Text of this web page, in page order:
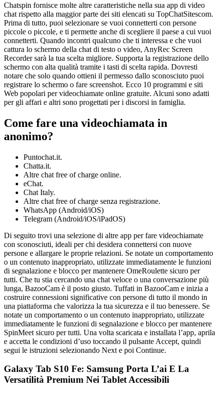
Chatspin fornisce molte altre caratteristiche nella sua app di video
chat rispetto alla maggior parte dei siti elencati su TopChatSitescom.
Prima di tutto, puoi selezionare se vuoi connetterti con persone
piccole o piccole, e ti permette anche di scegliere il paese a cui vuoi
connetterti. Quando incontri qualcuno che ti interessa e che vuoi
cattura lo schermo della chat di testo o video, AnyRec Screen
Recorder sarà la tua scelta migliore. Supporta la registrazione dello
schermo con alta qualità tramite i tasti di scelta rapida. Dovresti
notare che solo quando ottieni il permesso dallo sconosciuto puoi
registrare lo schermo o fare screenshot. Ecco 10 programmi e siti
Web popolari per videochiamate online gratuite. Alcuni sono adatti
per gli affari e altri sono progettati per i discorsi in famiglia.
Come fare una videochiamata in
anonimo?
Puntochat.it.
Chatta.it.
Altre chat free of charge online.
eChat.
Chat Italy.
Altre chat free of charge senza registrazione.
WhatsApp (Android/iOS)
Telegram (Android/iOS/iPadOS)
Di seguito trovi una selezione di altre app per fare videochiamate
con sconosciuti, ideali per chi desidera connettersi con nuove
persone e allargare le proprie relazioni. Se notate un comportamento
o un contenuto inappropriato, utilizzate immediatamente le funzioni
di segnalazione e blocco per mantenere OmeRoulette sicuro per
tutti. Che tu stia cercando una chat veloce o una conversazione più
lunga, BazooCam è il posto giusto. Tuffati in BazooCam e inizia a
costruire connessioni significative con persone di tutto il mondo in
una piattaforma che valorizza la tua sicurezza e il tuo benessere. Se
notate un comportamento o un contenuto inappropriato, utilizzate
immediatamente le funzioni di segnalazione e blocco per mantenere
SpinMeet sicuro per tutti. Una volta scaricata e installata l’app, aprila
e accetta le condizioni d’uso toccando il pulsante Accept, quindi
segui le istruzioni selezionando Next e poi Continue.
Galaxy Tab S10 Fe: Samsung Porta L’ai E La
Versatilità Premium Nei Tablet Accessibili